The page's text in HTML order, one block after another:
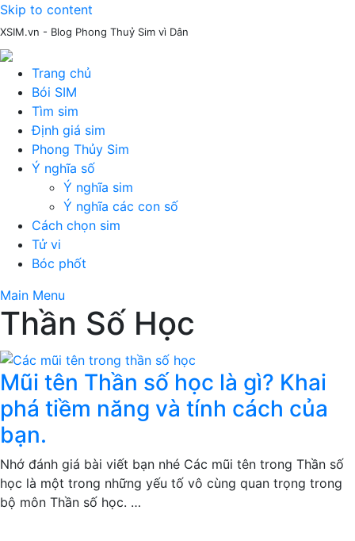
Skip to content
XSIM.vn - Blog Phong Thuỷ Sim vì Dân
Trang chủ
Bói SIM
Tìm sim
Định giá sim
Phong Thủy Sim
Ý nghĩa số
Ý nghĩa sim
Ý nghĩa các con số
Cách chọn sim
Tử vi
Bóc phốt
Main Menu
Thần Số Học
Mũi tên Thần số học là gì? Khai
phá tiềm năng và tính cách của
bạn.
Nhớ đánh giá bài viết bạn nhé Các mũi tên trong Thần số
học là một trong những yếu tố vô cùng quan trọng trong
bộ môn Thần số học. …